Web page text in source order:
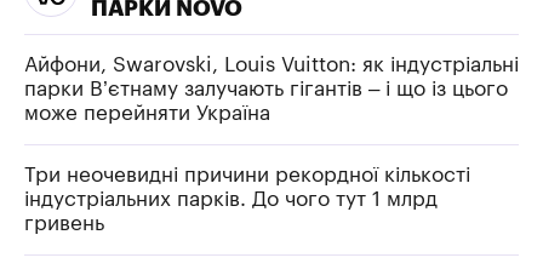
ПАРКИ NOVO
Айфони, Swarovski, Louis Vuitton: як індустріальні
парки В’єтнаму залучають гігантів – і що із цього
може перейняти Україна
Три неочевидні причини рекордної кількості
індустріальних парків. До чого тут 1 млрд
гривень